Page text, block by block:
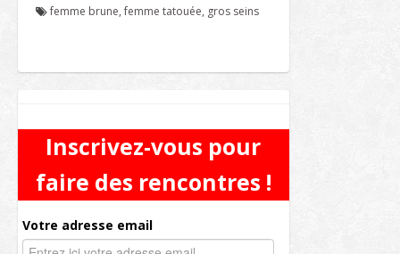
femme brune,femme tatouée, gros seins
Inscrivez-vous pour
faire des rencontres !
Votre adresse email